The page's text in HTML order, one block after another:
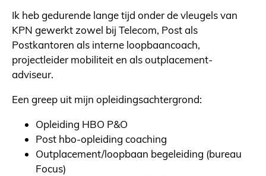
Ik heb gedurende lange tijd onder de vleugels van
KPN gewerkt zowel bij Telecom, Post als
Postkantoren als interne loopbaancoach,
projectleider mobiliteit en als outplacement-
adviseur.
Een greep uit mijn opleidingsachtergrond:
Opleiding HBO P&O
Post hbo-opleiding coaching
Outplacement/loopbaan begeleiding (bureau
Focus)